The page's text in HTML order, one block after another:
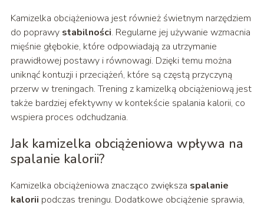
Kamizelka obciążeniowa jest również świetnym narzędziem
do poprawy stabilności. Regularne jej używanie wzmacnia
mięśnie głębokie, które odpowiadają za utrzymanie
prawidłowej postawy i równowagi. Dzięki temu można
uniknąć kontuzji i przeciążeń, które są częstą przyczyną
przerw w treningach. Trening z kamizelką obciążeniową jest
także bardziej efektywny w kontekście spalania kalorii, co
wspiera proces odchudzania.
Jak kamizelka obciążeniowa wpływa na
spalanie kalorii?
Kamizelka obciążeniowa znacząco zwiększa spalanie
kalorii podczas treningu. Dodatkowe obciążenie sprawia,